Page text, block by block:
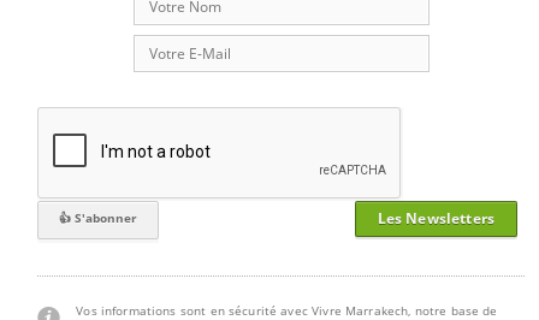
Les Newsletters
Vos informations sont en sécurité avec Vivre Marrakech, notre base de